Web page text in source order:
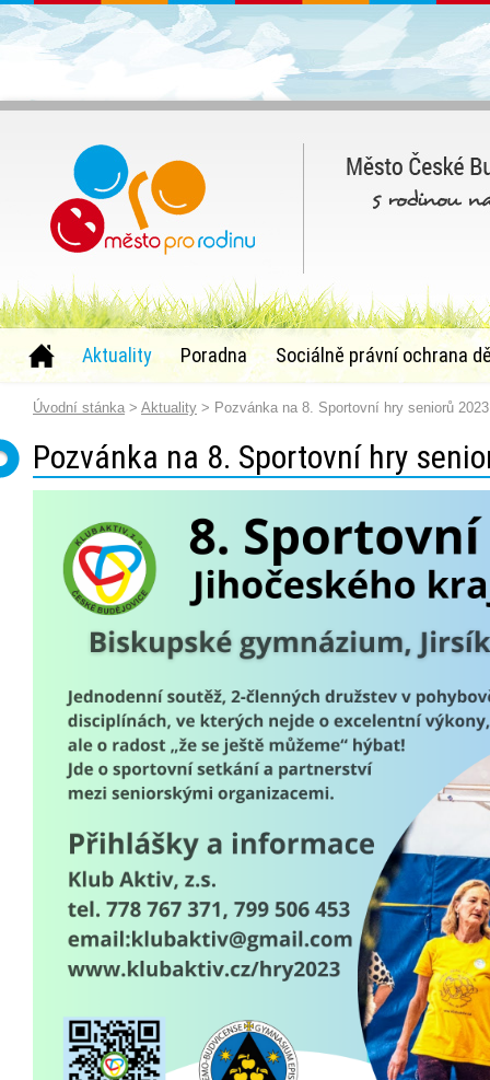
Aktuality Poradna Sociálně právní ochrana
Úvodní stánka > Aktuality > Pozvánka na 8. Sportovní hry seniorů 2023
Pozvánka na 8. Sportovní hry